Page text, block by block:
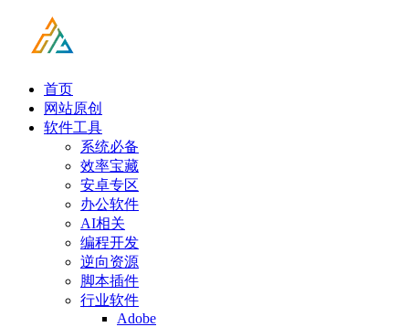
首页
网站原创
软件工具
系统必备
效率宝藏
安卓专区
办公软件
AI相关
编程开发
逆向资源
脚本插件
行业软件
Adobe